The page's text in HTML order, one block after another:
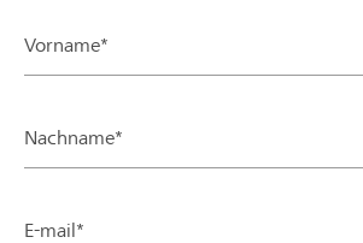
Vorname*
Nachname*
E-mail*